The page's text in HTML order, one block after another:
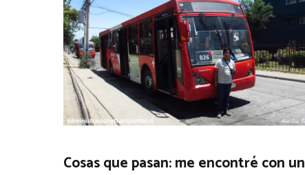
Cosas que pasan: me encontré con un